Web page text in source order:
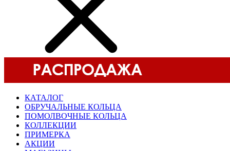
КАТАЛОГ
ОБРУЧАЛЬНЫЕ КОЛЬЦА
ПОМОЛВОЧНЫЕ КОЛЬЦА
КОЛЛЕКЦИИ
ПРИМЕРКА
АКЦИИ